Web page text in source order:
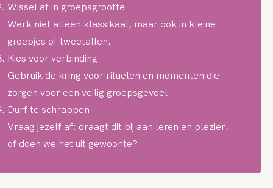
Wissel af in groepsgrootte
Werk niet alleen klassikaal, maar ook in kleine
groepjes of tweetallen.
Kies voor verbinding
Gebruik de kring voor rituelen en momenten die
zorgen voor een veilig groepsgevoel.
Durf te schrappen
Vraag jezelf af: draagt dit bij aan leren en plezier,
of doen we het uit gewoonte?